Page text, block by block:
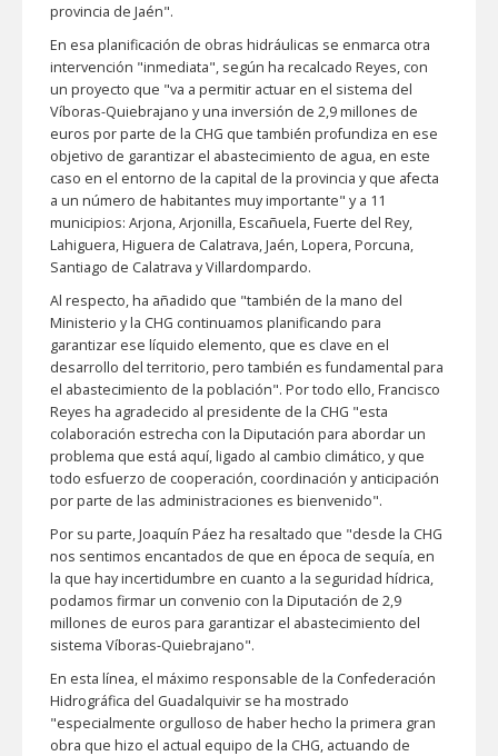
provincia de Jaén".
En esa planificación de obras hidráulicas se enmarca otra
intervención "inmediata", según ha recalcado Reyes, con
un proyecto que "va a permitir actuar en el sistema del
Víboras-Quiebrajano y una inversión de 2,9 millones de
euros por parte de la CHG que también profundiza en ese
objetivo de garantizar el abastecimiento de agua, en este
caso en el entorno de la capital de la provincia y que afecta
a un número de habitantes muy importante" y a 11
municipios: Arjona, Arjonilla, Escañuela, Fuerte del Rey,
Lahiguera, Higuera de Calatrava, Jaén, Lopera, Porcuna,
Santiago de Calatrava y Villardompardo.
Al respecto, ha añadido que "también de la mano del
Ministerio y la CHG continuamos planificando para
garantizar ese líquido elemento, que es clave en el
desarrollo del territorio, pero también es fundamental para
el abastecimiento de la población". Por todo ello, Francisco
Reyes ha agradecido al presidente de la CHG "esta
colaboración estrecha con la Diputación para abordar un
problema que está aquí, ligado al cambio climático, y que
todo esfuerzo de cooperación, coordinación y anticipación
por parte de las administraciones es bienvenido".
Por su parte, Joaquín Páez ha resaltado que "desde la CHG
nos sentimos encantados de que en época de sequía, en
la que hay incertidumbre en cuanto a la seguridad hídrica,
podamos firmar un convenio con la Diputación de 2,9
millones de euros para garantizar el abastecimiento del
sistema Víboras-Quiebrajano".
En esta línea, el máximo responsable de la Confederación
Hidrográfica del Guadalquivir se ha mostrado
"especialmente orgulloso de haber hecho la primera gran
obra que hizo el actual equipo de la CHG, actuando de